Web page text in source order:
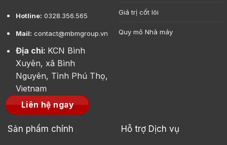
Hotline: 0328.356.565
Mail: contact@mbmgroup.vn
Địa chỉ: KCN Bình
Xuyên, xã Bình
Nguyên, Tỉnh Phú Thọ,
Vietnam
Liên hệ ngay
Giá trị cốt lõi
Quy mô Nhà máy
Sản phẩm chính Hỗ trợ Dịch vụ